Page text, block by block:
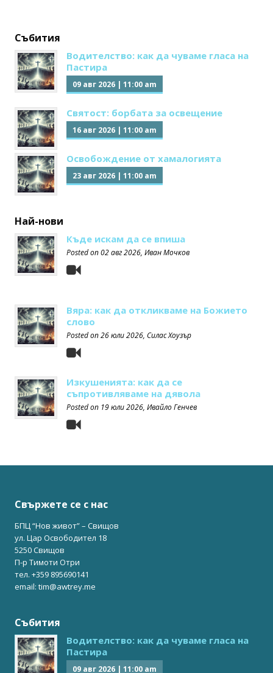
Събития
Водителство: как да чуваме гласа на
Пастира
09 авг 2026 | 11:00 am
Святост: борбата за освещение
16 авг 2026 | 11:00 am
Освобождение от хамалогията
23 авг 2026 | 11:00 am
Най-нови
Къде искам да се впиша
Posted on02 авг 2026, Иван Мочков
Вяра: как да откликваме на Божието
слово
Posted on26 юли 2026, Силас Хоузър
Изкушенията: как да се
съпротивляваме на дявола
Posted on 19 юли 2026, Ивайло Генчев
Свържете се с нас
БПЦ “Нов живот” – Свищов
ул. Цар Освободител 18
5250 Свищов
П-р Тимоти Отри
тел. +359 895690141
email: tim@awtrey.me
Събития
Водителство: как да чуваме гласа на
Пастира
09 авг 2026 | 11:00 am